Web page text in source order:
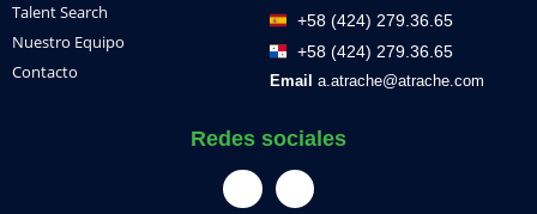
Talent Search
Nuestro Equipo
Contacto
+58 (424) 279.36.65
+58 (424) 279.36.65
Emaila.atrache@atrache.com
Redes sociales